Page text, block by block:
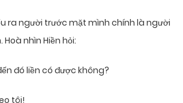
ra người trước mặt mình chính là người
nhìn Hiền hỏi:
đó liền có được không?
tôi!